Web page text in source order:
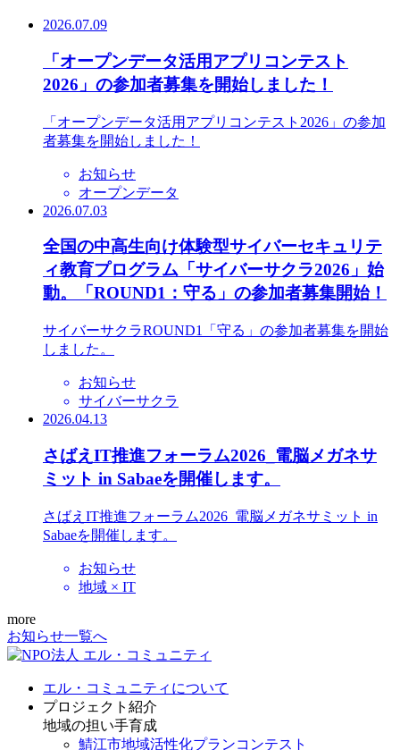
2026.07.09
「オープンデータ活用アプリコンテスト
2026」の参加者募集を開始しました！
「オープンデータ活用アプリコンテスト2026」の参加
者募集を開始しました！
お知らせ
オープンデータ
2026.07.03
全国の中高生向け体験型サイバーセキュリテ
ィ教育プログラム「サイバーサクラ2026」始
動。「ROUND1：守る」の参加者募集開始！
サイバーサクラROUND1「守る」の参加者募集を開始
しました。
お知らせ
サイバーサクラ
2026.04.13
さばえIT推進フォーラム2026_電脳メガネサ
ミット in Sabaeを開催します。
さばえIT推進フォーラム2026_電脳メガネサミット in
Sabaeを開催します。
お知らせ
地域 × IT
more
お知らせ一覧へ
エル・コミュニティについて
プロジェクト紹介
地域の担い手育成
鯖江市地域活性化プランコンテスト